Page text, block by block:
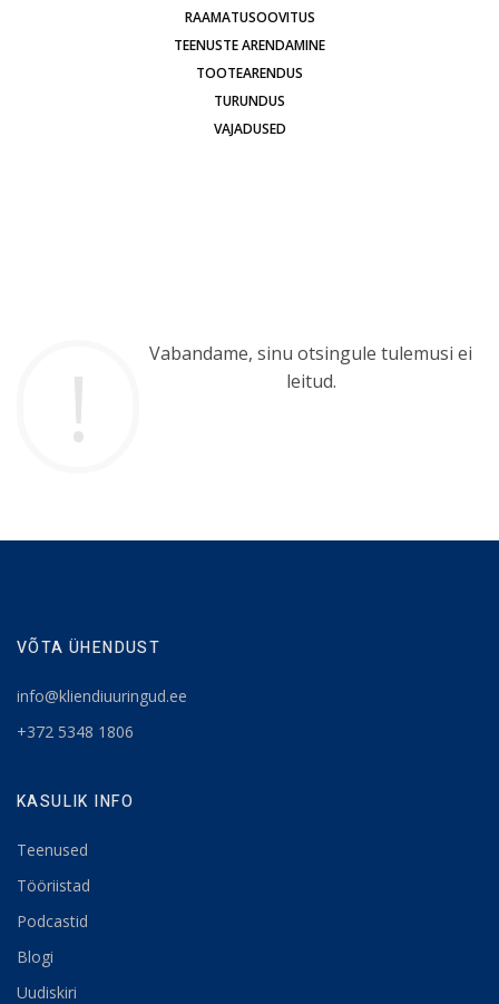
RAAMATUSOOVITUS
TEENUSTE ARENDAMINE
TOOTEARENDUS
TURUNDUS
VAJADUSED
Vabandame, sinu otsingule tulemusi ei
leitud.
VÕTA ÜHENDUST
info@kliendiuuringud.ee
+372 5348 1806
KASULIK INFO
Teenused
Tööriistad
Podcastid
Blogi
Uudiskiri